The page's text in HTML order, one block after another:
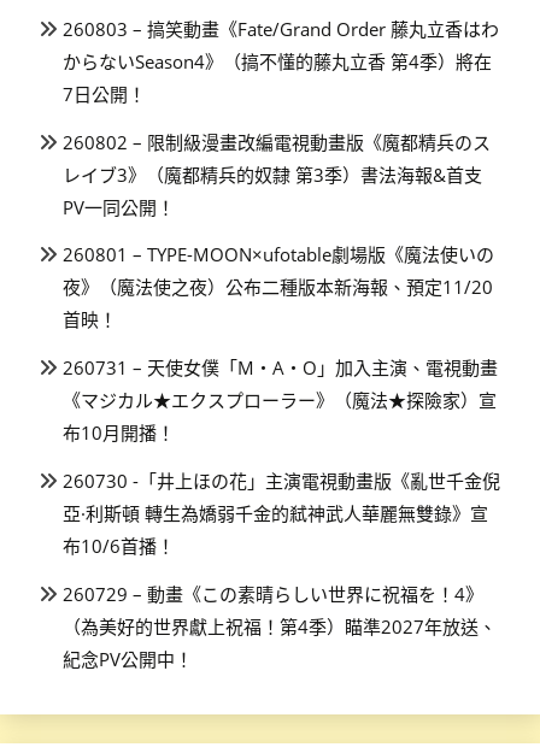
260803 – 搞笑動畫《Fate/Grand Order 藤丸立香はわ
からないSeason4》（搞不懂的藤丸立香 第4季）將在
7日公開！
260802 – 限制級漫畫改編電視動畫版《魔都精兵のス
レイブ3》（魔都精兵的奴隸 第3季）書法海報&首支
PV一同公開！
260801 – TYPE-MOON×ufotable劇場版《魔法使いの
夜》（魔法使之夜）公布二種版本新海報、預定11/20
首映！
260731 – 天使女僕「M・A・O」加入主演、電視動畫
《マジカル★エクスプローラー》（魔法★探險家）宣
布10月開播！
260730 -「井上ほの花」主演電視動畫版《亂世千金倪
亞·利斯頓 轉生為嬌弱千金的弒神武人華麗無雙錄》宣
布10/6首播！
260729 – 動畫《この素晴らしい世界に祝福を！4》
（為美好的世界獻上祝福！第4季）瞄準2027年放送、
紀念PV公開中！